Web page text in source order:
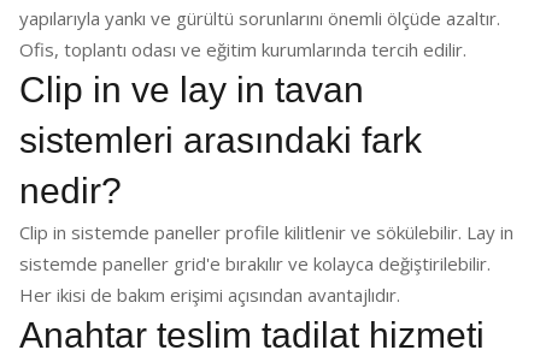
yapılarıyla yankı ve gürültü sorunlarını önemli ölçüde azaltır.
Ofis, toplantı odası ve eğitim kurumlarında tercih edilir.
Clip in ve lay in tavan
sistemleri arasındaki fark
nedir?
Clip in sistemde paneller profile kilitlenir ve sökülebilir. Lay in
sistemde paneller grid'e bırakılır ve kolayca değiştirilebilir.
Her ikisi de bakım erişimi açısından avantajlıdır.
Anahtar teslim tadilat hizmeti